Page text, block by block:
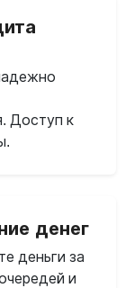
Доступ к
денег
деньги за
и